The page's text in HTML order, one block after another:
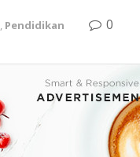
, Pendidikan 0